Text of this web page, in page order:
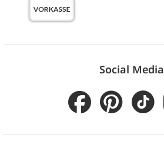
Social Media